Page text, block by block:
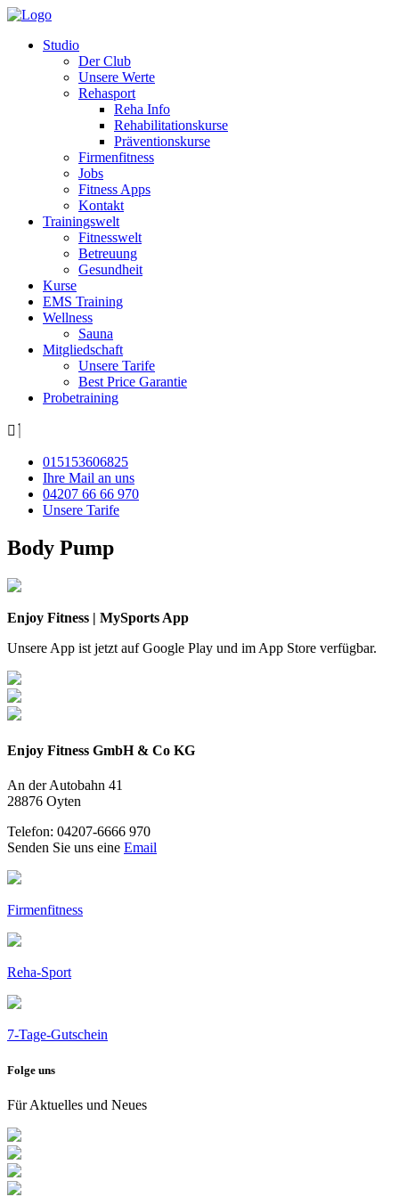
Studio
Der Club
Unsere Werte
Rehasport
Reha Info
Rehabilitationskurse
Präventionskurse
Firmenfitness
Jobs
Fitness Apps
Kontakt
Trainingswelt
Fitnesswelt
Betreuung
Gesundheit
Kurse
EMS Training
Wellness
Sauna
Mitgliedschaft
Unsere Tarife
Best Price Garantie
Probetraining
015153606825
Ihre Mail an uns
04207 66 66 970
Unsere Tarife
Body Pump
Enjoy Fitness | MySports App
Unsere App ist jetzt auf Google Play und im App Store verfügbar.
Enjoy Fitness GmbH & Co KG
An der Autobahn 41
28876 Oyten
Telefon: 04207-6666 970
Senden Sie uns eine Email
Firmenfitness
Reha-Sport
7-Tage-Gutschein
Folge uns
Für Aktuelles und Neues